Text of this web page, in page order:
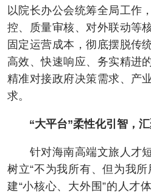
以院长办公会统筹全局工作
控、质量审核、对外联动等
固定运营成本，彻底摆脱传
高效、快速响应、务实精进
精准对接政府决策需求、产
求。
“大平台”柔性化引智，汇
针对海南高端文旅人才短
树立“不为我所有、但为我
建“小核心、大外围”的人才